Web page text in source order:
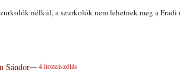
nélkül, a szurkolók nem lehetnek meg a
Sándor---4 hozzászólás